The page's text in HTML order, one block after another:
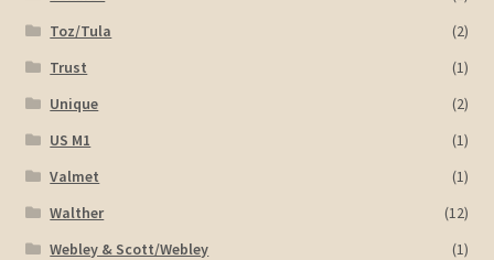
Toz/Tula
(2)
Trust
(1)
Unique
(2)
US M1
(1)
Valmet
(1)
Walther
(12)
Webley & Scott/Webley
(1)